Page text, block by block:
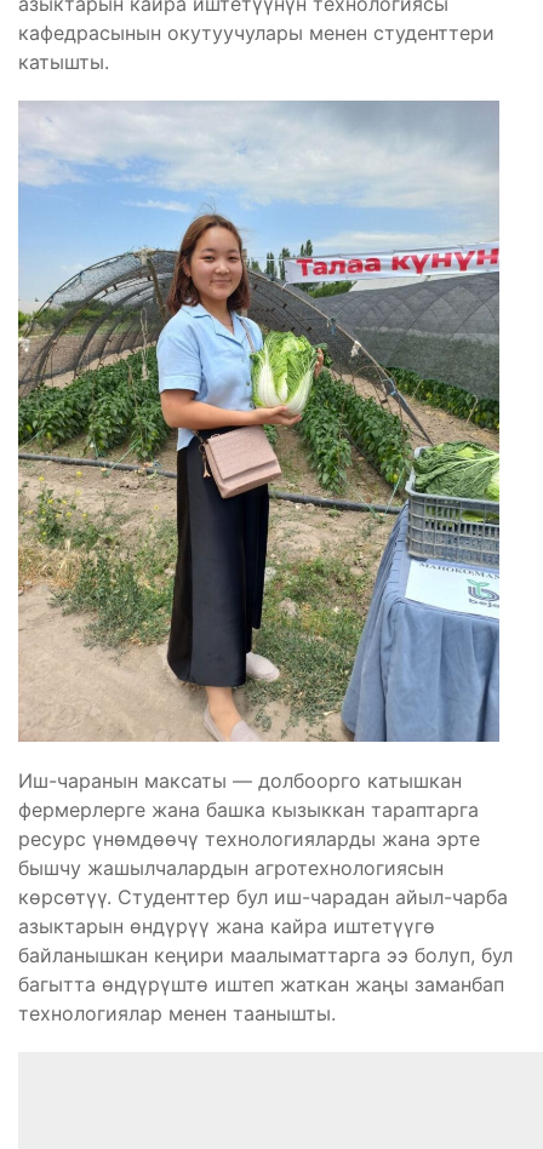
кафедрасынын окутуучулары менен студенттери
катышты.
Иш-чаранын максаты — долбоорго катышкан
фермерлерге жана башка кызыккан тараптарга
ресурс үнөмдөөчү технологияларды жана эрте
бышчу жашылчалардын агротехнологиясын
көрсөтүү. Студенттер бул иш-чарадан айыл-чарба
азыктарын өндүрүү жана кайра иштетүүгө
байланышкан кеңири маалыматтарга ээ болуп, бул
багытта өндүрүштө иштеп жаткан жаңы заманбап
технологиялар менен таанышты.